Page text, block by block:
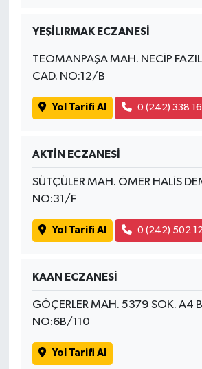
YEŞİLIRMAK ECZANESİ
TEOMANPAŞA MAH. NECİP
CAD. NO:12/B
Yol Tarifi Al 0 (242) 338 16
AKTİN ECZANESİ
SÜTÇÜLER MAH. ÖMER HALİS
NO:31/F
Yol Tarifi Al 0 (242) 502
KAAN ECZANESİ
GÖÇERLER MAH. 5379 SOK. A4
NO:6B/110
Yol Tarifi Al